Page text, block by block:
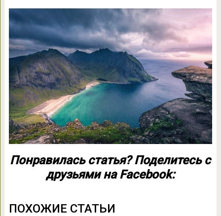
Понравилась статья? Поделитесь с
друзьями на Facebook:
ПОХОЖИЕ СТАТЬИ